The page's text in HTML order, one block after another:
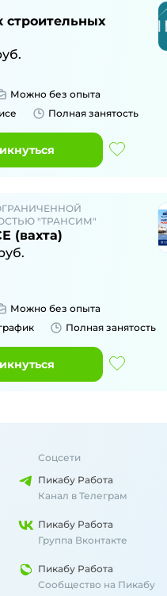
Можно без опыта
Полная занятость
"ТРАНСИМ"
(вахта)
Можно без опыта
Полная занятость
Соцсети
Пикабу Работа
Канал в Телеграм
Пикабу Работа
Группа Вконтакте
Пикабу Работа
Сообщество на Пикабу